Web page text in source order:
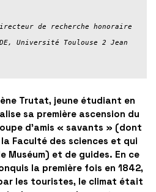
de recherche honoraire
Université Toulouse 2 Jean
Trutat, jeune étudiant en
sa première ascension du
d’amis « savants » (dont
Faculté des sciences et qui
Muséum) et de guides. En ce
la première fois en 1842,
les touristes, le climat était